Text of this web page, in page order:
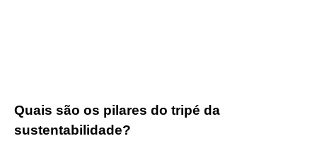
Quais são os pilares do tripé da
sustentabilidade?